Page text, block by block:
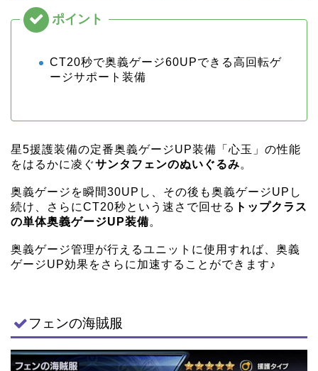
CT20秒で奥義ゲージ60UPできる高回転ゲ
ージサポート装備
星5援護装備の定番奥義ゲージUP装備「心玉」の性能
をはるかに凌ぐサンタフェンのぬいぐるみ。
奥義ゲージを瞬間30UPし、その後も奥義ゲージUPし
続け、さらにCT20秒という速さで回せる トップクラス
の単体奥義ゲージUP装備。
奥義ゲージ管理が行えるユニットに使用すれば、奥義
ゲージUP効果をさらに加速することができます♪
フェンの海賊服